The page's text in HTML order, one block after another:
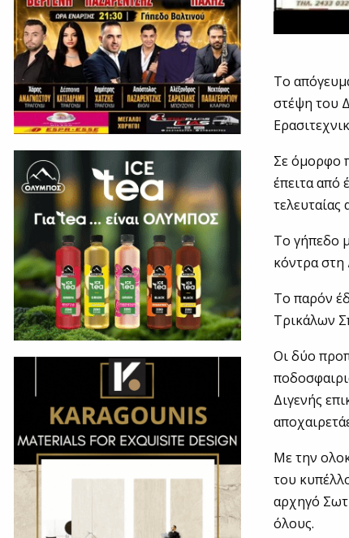
To
στέψη του
Σε όμορφο
έπειτα από
Το γήπεδο
κόντρα
Το παρόν
Τρικάλων
Οι δύο
Διγενής
Με την
του
αρχηγό
όλους.